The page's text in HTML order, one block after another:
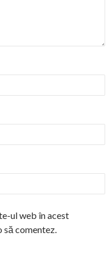
ul web în acest
să comentez.